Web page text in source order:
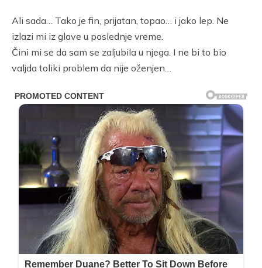
Ali sada… Tako je fin, prijatan, topao… i jako lep. Ne
izlazi mi iz glave u poslednje vreme.
Čini mi se da sam se zaljubila u njega. I ne bi to bio
valjda toliki problem da nije oženjen…